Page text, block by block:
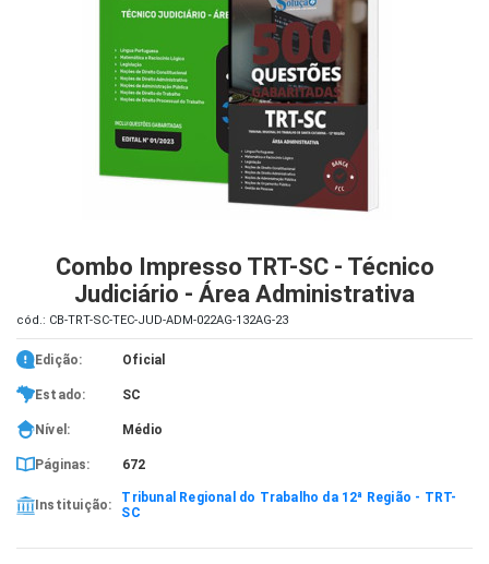
Combo Impresso TRT-SC - Técnico
Judiciário - Área Administrativa
cód.: CB-TRT-SC-TEC-JUD-ADM-022AG-132AG-23
Edição: Oficial
Estado: SC
Nível: Médio
Páginas: 672
Instituição:
Tribunal Regional do Trabalho da 12ª Região - TRT-
SC